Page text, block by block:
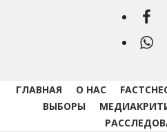
ГЛАВНАЯ О НАС
ВЫБОРЫ